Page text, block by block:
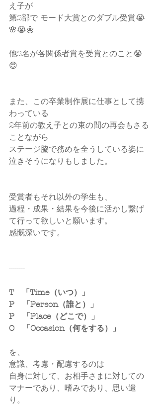
え子が
第2部で モード大賞とのダブル受賞😭
🌸😭🌼
他2名が各関係者賞を受賞とのこと😭
😍
また、この卒業制作展に仕事として携
わっている
2年前の教え子との束の間の再会もさる
ことながら
ステージ脇で務めを全うしている姿に
泣きそうになりもしました。
受賞者もそれ以外の学生も、
過程・成果・結果を今後に活かし繋げ
て行って欲しいと願います。
感慨深いです。
--------
T　「Time（いつ）」
P　「Person（誰と）」
P　「Place（どこで）」
O　「Occasion（何をする）」
を、
意識、考慮・配慮するのは
自身に対して、お相手さまに対しての
マナーであり、嗜みであり、思い遣
り。